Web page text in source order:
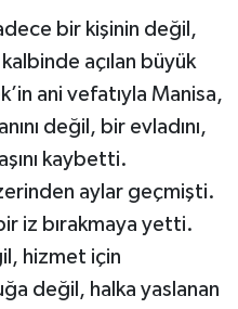
bir kişinin değil,
açılan büyük
ani vefatıyla Manisa,
değil, bir evladını,
kaybetti.
aylar geçmişti.
iz bırakmaya yetti.
hizmet için
değil, halka yaslanan